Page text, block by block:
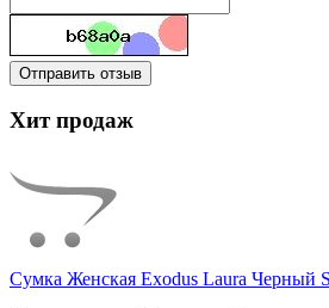
Отправить отзыв
Хит продаж
Сумка Женская Exodus Laura Черный